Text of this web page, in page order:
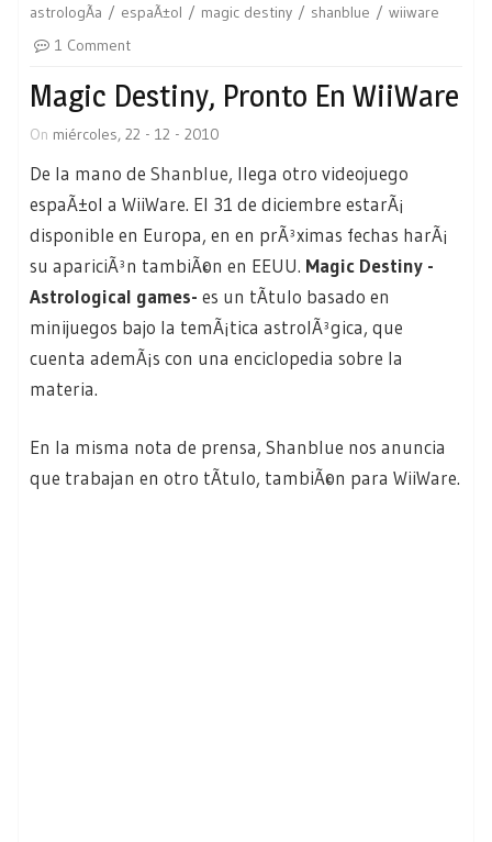
astrologÃ­a
espaÃ±ol magic destiny shanblue
wiiware
1 Comment
Magic Destiny, Pronto En WiiWare
On miércoles, 22 - 12 - 2010
De la mano de Shanblue, llega otro videojuego
espaÃ±ol a WiiWare. El 31 de diciembre estarÃ¡
disponible en Europa, en en prÃ³ximas fechas harÃ¡
su apariciÃ³n tambiÃ©n en EEUU. Magic Destiny -
Astrological games- es un tÃ­tulo basado en
minijuegos bajo la temÃ¡tica astrolÃ³gica, que
cuenta ademÃ¡s con una enciclopedia sobre la
materia.
En la misma nota de prensa, Shanblue nos anuncia
que trabajan en otro tÃ­tulo, tambiÃ©n para WiiWare.